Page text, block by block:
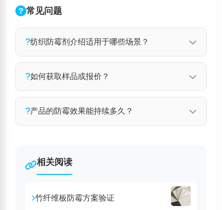
常见问题
纺织防霉剂介绍适用于哪些场景？
纺织防霉剂介绍广泛应用于家具、皮革、纺织
品、木材、电子元器件等多种材料的防霉处理。
队。
如何获取样品或报价？
您可以通过以下方式联系我们获取样品和报价：
拨打技术电话 137 1032 9596，或发送邮件至
产品的防霉效果能持续多久？
工艺和使用环境不同略有差异。建议定期检测，
如有特殊需求可定制长效方案。
相关阅读
竹纤维板防霉方案验证